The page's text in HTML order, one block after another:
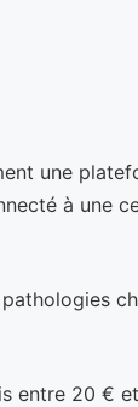
une
à une
entre 20 €